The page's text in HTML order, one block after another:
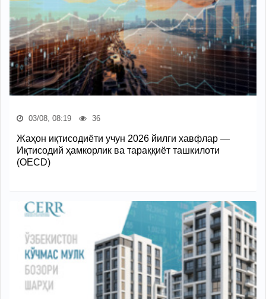
03/08, 08:19 36
Жаҳон иқтисодиёти учун 2026 йилги хавфлар —
Иқтисодий ҳамкорлик ва тараққиёт ташкилоти
(OECD)